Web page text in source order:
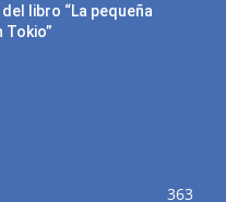
libro “La pequeña
363